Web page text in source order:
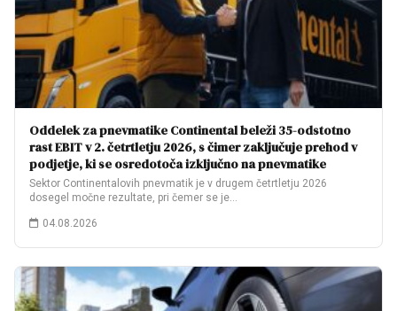
Oddelek za pnevmatike Continental beleži 35-odstotno
rast EBIT v 2. četrtletju 2026, s čimer zaključuje prehod v
podjetje, ki se osredotoča izključno na pnevmatike
Sektor Continentalovih pnevmatik je v drugem četrtletju 2026
dosegel močne rezultate, pri čemer se je…
04.08.2026